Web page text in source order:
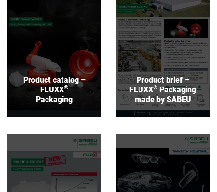
Product catalog –
FLUXX®
Packaging
Download
Product brief –
FLUXX® Packaging
made by SABEU
made by SABEU
Download
Product brief –
FLUXX
®
Degassing Inserts
F38 HF and EHF
Product brief –
TRAKETCH
adhesiveVENTpads